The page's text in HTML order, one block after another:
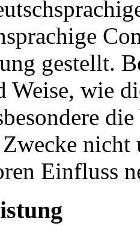
gestellt.
Weise, wie
nicht
Einfluss